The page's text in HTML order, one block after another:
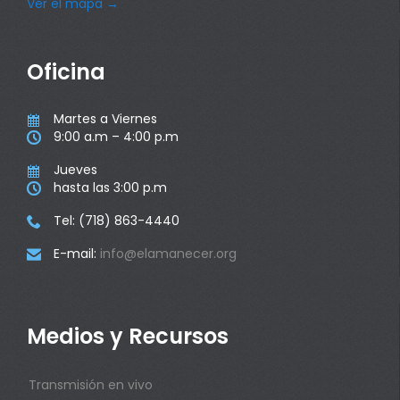
Ver el mapa →
Oficina
 Martes a Viernes
 9:00 a.m – 4:00 p.m
 Jueves
 hasta las 3:00 p.m
 Tel: (718) 863-4440
 E-mail: info@elamanecer.org
Medios y Recursos
Transmisión en vivo